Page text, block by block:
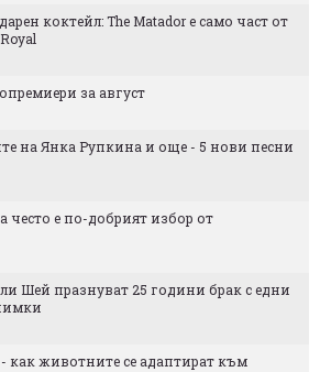
коктейл: The Matador е само част от
за август
на Янка Рупкина и още - 5 нови песни
е по-добрият избор от
Шей празнуват 25 години брак с едни
как животните се адаптират към